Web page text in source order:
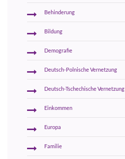
Behinderung
Bildung
Demografie
Deutsch-Polnische Vernetzung
Deutsch-Tschechische Vernetzung
Einkommen
Europa
Familie